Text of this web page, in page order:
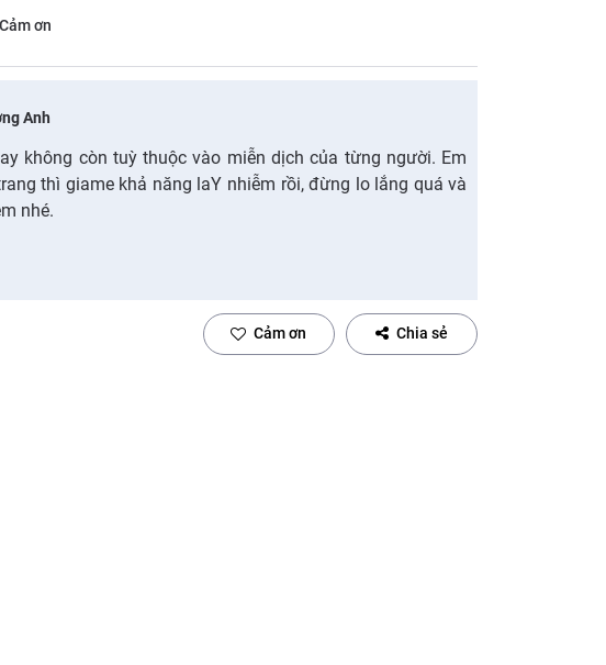
ơn
Anh
không còn tuỳ thuộc vào miễn dịch của từng người. Em
thì giame khả năng laY nhiễm rồi, đừng lo lắng quá và
nhé.
Cảm ơn Chia sẻ